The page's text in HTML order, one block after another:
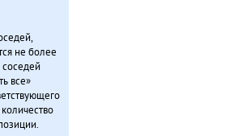
не более
соседей
все»